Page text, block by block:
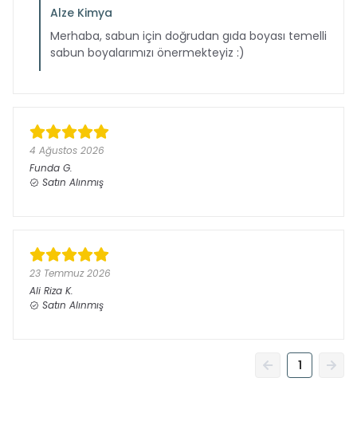
Alze Kimya
Merhaba, sabun için doğrudan gıda boyası temelli
sabun boyalarımızı önermekteyiz :)
4 Ağustos 2026
Funda G.
Satın Alınmış
23 Temmuz 2026
Ali Riza K.
Satın Alınmış
1